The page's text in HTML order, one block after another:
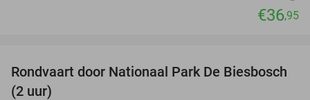
€36,95
21%
Rondvaart door Nationaal Park De Biesbosch
(2 uur)